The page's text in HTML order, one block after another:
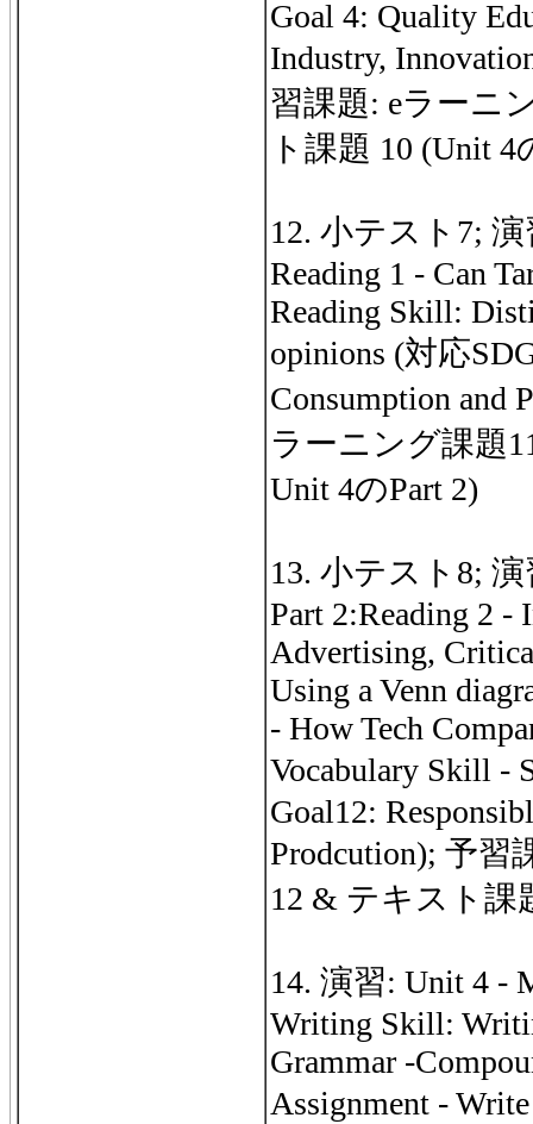
Goal 4: Quality
Industry,
習課題: eラーニ
ト課題 10 (Unit 4
12. 小テスト7;
Reading 1 - Can
Reading Skill:
opinions (対応
Consumption and
ラーニング課題
Unit 4のPart 2)
13. 小テスト8;
Part 2:Reading 2 -
Advertising,
Using a Venn
- How Tech
Vocabulary Skill -
Goal12:
Prodcution); 予習
12 & テキスト課
14. 演習: Unit 4 -
Writing Skill:
Grammar -
Assignment -